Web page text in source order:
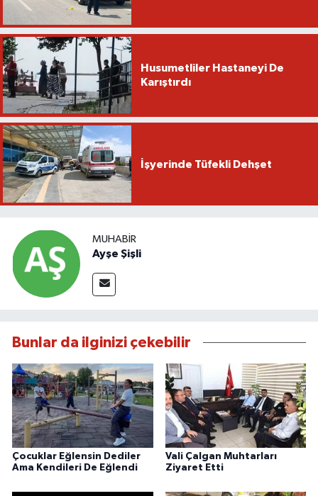
Husumetliler Hastaneyi De
Karıştırdı
İşyerinde Tüfekli Dehşet
MUHABIR
Ayşe Şişli
Bunlar da ilginizi çekebilir
Çocuklar Eğlensin Dediler
Ama Kendileri De Eğlendi
Vali Çalgan Muhtarları
Ziyaret Etti